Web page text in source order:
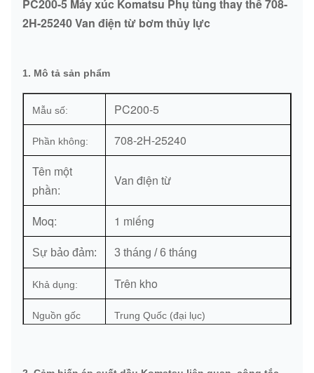
PC200-5 Máy xúc Komatsu Phụ tùng thay thế 708-
2H-25240 Van điện từ bơm thủy lực
1. Mô tả sản phẩm
Mẫu số: PC200-5
Phần không:
708-2H-25240
Tên một
phần:
Van điện từ
Moq: 1 miếng
Sự bảo đảm: 3 tháng / 6 tháng
Khả dụng: Trên kho
Nguồn gốc Trung Quốc (đại lục)